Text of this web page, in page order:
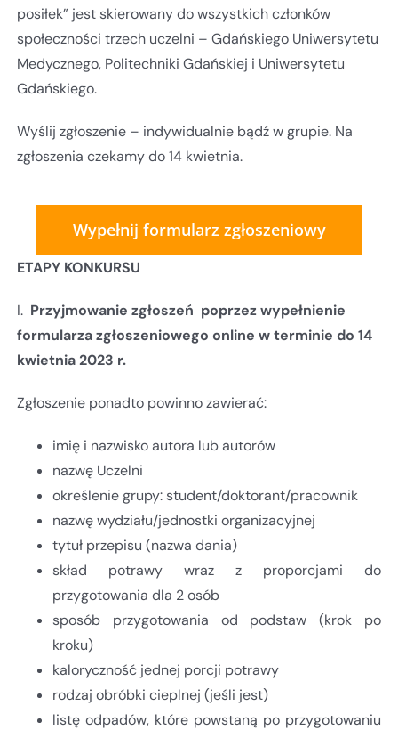
posiłek” jest skierowany do wszystkich członków
społeczności trzech uczelni – Gdańskiego Uniwersytetu
Medycznego, Politechniki Gdańskiej i Uniwersytetu
Gdańskiego.
Wyślij zgłoszenie – indywidualnie bądź w grupie. Na
zgłoszenia czekamy do 14 kwietnia.
Wypełnij formularz zgłoszeniowy
ETAPY KONKURSU
I. Przyjmowanie zgłoszeń poprzez wypełnienie
formularza zgłoszeniowego online w terminie do 14
kwietnia 2023 r.
Zgłoszenie ponadto powinno zawierać:
imię i nazwisko autora lub autorów
nazwę Uczelni
określenie grupy: student/doktorant/pracownik
nazwę wydziału/jednostki organizacyjnej
tytuł przepisu (nazwa dania)
skład potrawy wraz z proporcjami do
przygotowania dla 2 osób
sposób przygotowania od podstaw (krok po
kroku)
kaloryczność jednej porcji potrawy
rodzaj obróbki cieplnej (jeśli jest)
listę odpadów, które powstaną po przygotowaniu